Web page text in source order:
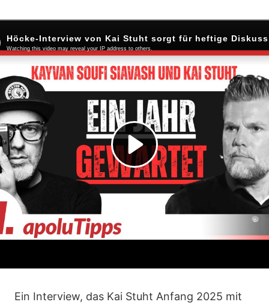
Ein Interview, das Kai Stuht Anfang 2025 mit